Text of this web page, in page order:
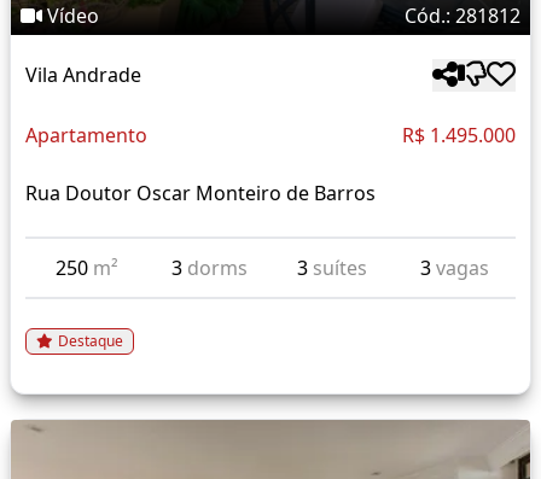
Vídeo Cód.: 281812
Vila Andrade
Apartamento R$ 1.495.000
Rua Doutor Oscar Monteiro de Barros
250 m² 3 dorms 3 suítes 3vagas
Destaque